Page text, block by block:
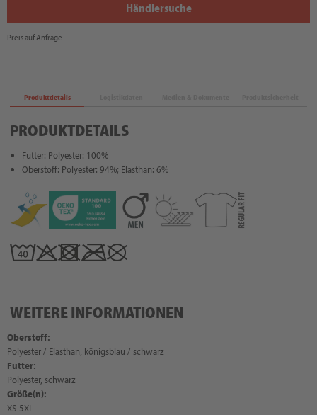
Händlersuche
Preis auf Anfrage
Produktdetails
PRODUKTDETAILS
Futter: Polyester: 100%
Oberstoff: Polyester: 94%; Elasthan: 6%
WEITERE INFORMATIONEN
Oberstoff:
Polyester / Elasthan, königsblau / schwarz
Futter:
Polyester, schwarz
Größe(n):
XS-5XL